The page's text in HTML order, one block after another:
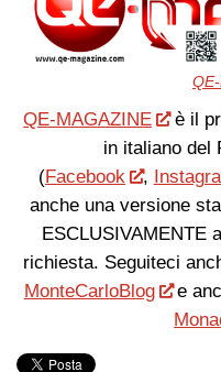
QE-MAGAZINE
è il
in italiano del
(Facebook ,
anche una versione
ESCLUSIVAMENTE
richiesta. Seguiteci
MonteCarloBlog
e